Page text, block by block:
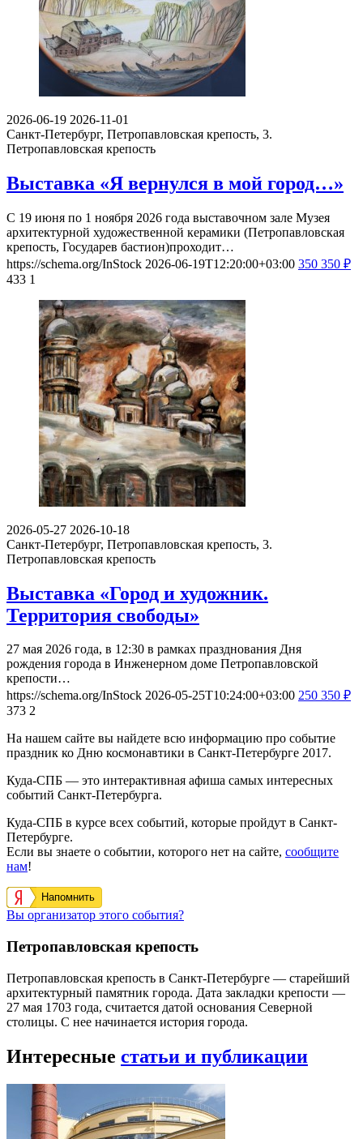
2026-06-19 2026-11-01
Санкт-Петербург, Петропавловская крепость, 3.
Петропавловская крепость
Выставка «Я вернулся в мой город…»
С 19 июня по 1 ноября 2026 года выставочном зале Музея
архитектурной художественной керамики (Петропавловская
крепость, Государев бастион)проходит…
https://schema.org/InStock 2026-06-19T12:20:00+03:00 350 350 ₽
433 1
2026-05-27 2026-10-18
Санкт-Петербург, Петропавловская крепость, 3.
Петропавловская крепость
Выставка «Город и художник.
Территория свободы»
27 мая 2026 года, в 12:30 в рамках празднования Дня
рождения города в Инженерном доме Петропавловской
крепости…
https://schema.org/InStock 2026-05-25T10:24:00+03:00 250 350 ₽
373 2
На нашем сайте вы найдете всю информацию про событие
праздник ко Дню космонавтики в Санкт-Петербурге 2017.
Куда-СПБ — это интерактивная афиша самых интересных
событий Санкт-Петербурга.
Куда-СПБ в курсе всех событий, которые пройдут в Санкт-
Петербурге.
Если вы знаете о событии, которого нет на сайте, сообщите
нам!
Напомнить
Вы организатор этого события?
Петропавловская крепость
Петропавловская крепость в Санкт-Петербурге — старейший
архитектурный памятник города. Дата закладки крепости —
27 мая 1703 года, считается датой основания Северной
столицы. С нее начинается история города.
Интересные статьи и публикации